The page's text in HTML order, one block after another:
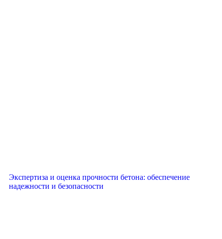
Экспертиза и оценка прочности бетона: обеспечение
надежности и безопасности